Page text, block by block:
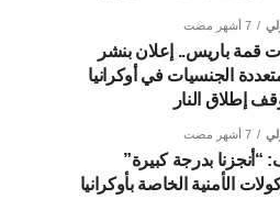
7 أشهر مضت
قمة باريس.. إعلان بنشر
الجنسيات في أوكرانيا
إطلاق النار
7 أشهر مضت
“أنجزنا بدرجة كبيرة”
الأمنية الخاصة بأوكرانيا